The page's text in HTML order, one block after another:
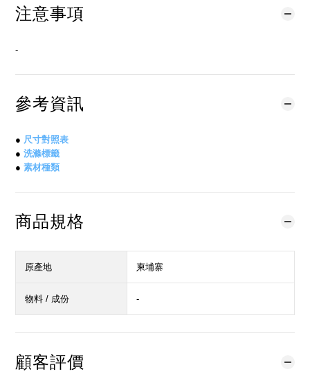
注意事項
-
參考資訊
● 尺寸對照表
● 洗滌標籤
● 素材種類
商品規格
原產地 柬埔寨
物料 / 成份 -
顧客評價